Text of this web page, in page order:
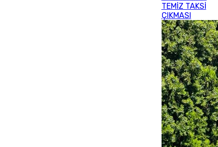
TEMİZ TAKSİ
ÇIKMASI